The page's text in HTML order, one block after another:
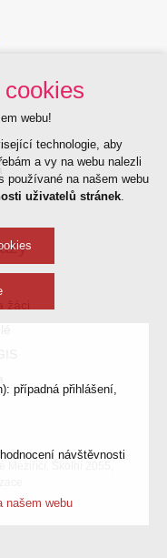
Meziříčí, Školní 2055,
webu!
technologie, aby
a vy na webu nalezli
používané na našem webu
uživatelů stránek.
případná přihlášení,
návštěvnosti
našem webu